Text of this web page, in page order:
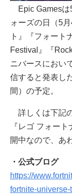
Epic Gamesは
ォーズの日（5
ト』『フォート
Festival』『
ニバースにおい
信すると発表し
間）の予定。
詳しくは下記
『レゴ フォー
開中なので、あ
・公式ブログ
https://
fortnite-